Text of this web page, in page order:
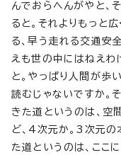
んでおらへんがやと、
ると。それよりもっと
る、早う走れる交通安
えも世の中にはねえわ
と。やっぱり人間が歩
読むじゃないですか。
きた道というのは、空
ど、4次元か。3次元の
た道というのは、ここ